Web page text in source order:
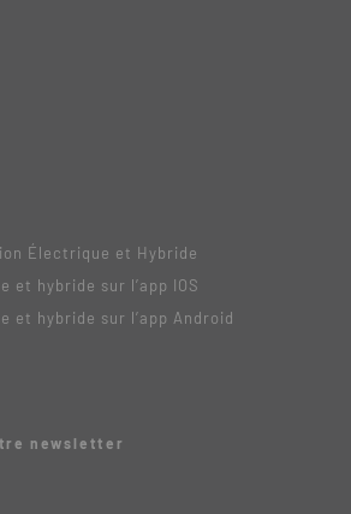
Électrique et Hybride
et hybride sur l’app IOS
et hybride sur l’app Android
newsletter